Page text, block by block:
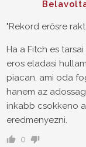
"Rekord erősre
Ha a Fitch es
eros eladasi
piacan, ami oda
hanem az
inkabb csokkeno
eredmenyezni.
0